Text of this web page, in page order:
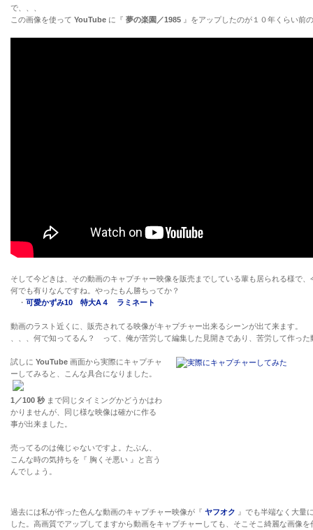
で、、、
この画像を使って YouTube に『 夢の楽園／1985 』をアップしたのが１０年くらい前
そして今どきは、その動画のキャプチャー映像を販売までしている輩も居られる様で
何でも有りなんですね。やったもん勝ちってか？
・ 可愛かずみ10 特大A４ ラミネート
動画のラスト近くに、販売されてる映像がキャプチャー出来るシーンが出て来ます。
、、、何で知ってるん？ って、俺が苦労して編集した見開きであり、苦労して作った
試しに YouTube 画面から実際にキャプチャ
ーしてみると、こんな具合になりました。
1／100 秒まで同じタイミングかどうかはわ
かりませんが、同じ様な映像は確かに作る
事が出来ました。
売ってるのは俺じゃないですよ。たぶん、
こんな時の気持ちを『 胸くそ悪い 』と言う
んでしょう。
過去には私が作った色んな動画のキャプチャー映像が『 ヤフオク 』でも半端なく大量
した。高画質でアップしてますから動画をキャプチャーしても、そこそこ綺麗な画像